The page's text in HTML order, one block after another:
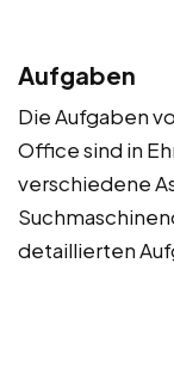
Aufgaben
Die Aufgaben
Office sind in
verschiedene
detaillierten